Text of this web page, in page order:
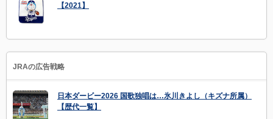
【2021】
JRAの広告戦略
日本ダービー2026 国歌独唱は…氷川きよし（キズナ所属）
【歴代一覧】